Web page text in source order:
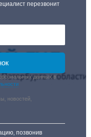
перезвонит
данных в
новостей,
позвонив